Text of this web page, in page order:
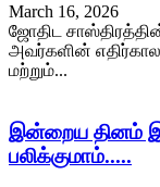
March 16, 2026
ஜோதிட சாஸ்திரத்தின்
அவர்களின்
மற்றும்...
இன்றைய தினம்
பலிக்குமாம்.....